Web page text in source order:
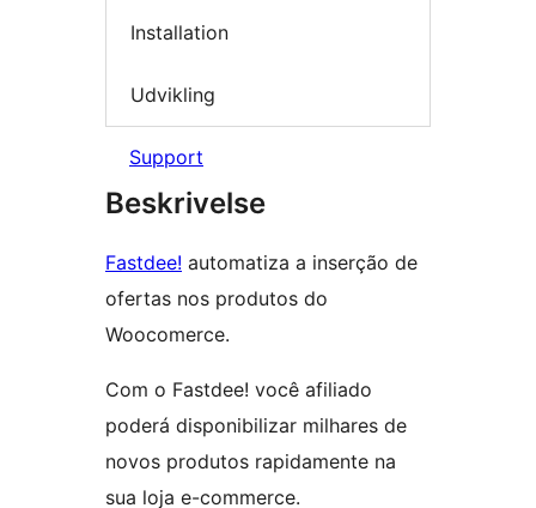
Installation
Udvikling
Support
Beskrivelse
Fastdee! automatiza a inserção de
ofertas nos produtos do
Woocomerce.
Com o Fastdee! você afiliado
poderá disponibilizar milhares de
novos produtos rapidamente na
sua loja e-commerce.